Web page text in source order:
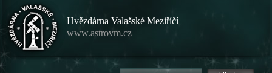
Hvězdárna Valašské Meziříčí
www.astrovm.cz